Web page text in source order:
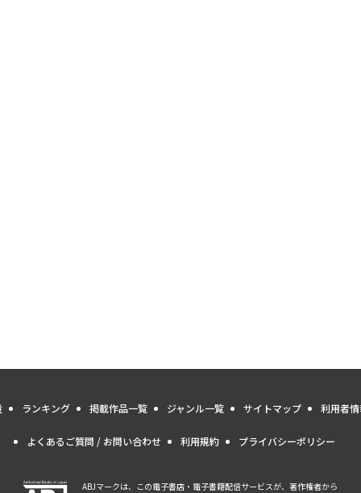
ランキング 掲載作品一覧 ジャンル一覧 サイトマップ 利用者
よくあるご質問 / お問い合わせ 利用規約 プライバシーポリシー
ABJマークは、この電子書店・電子書籍配信サービスが、著作権者から